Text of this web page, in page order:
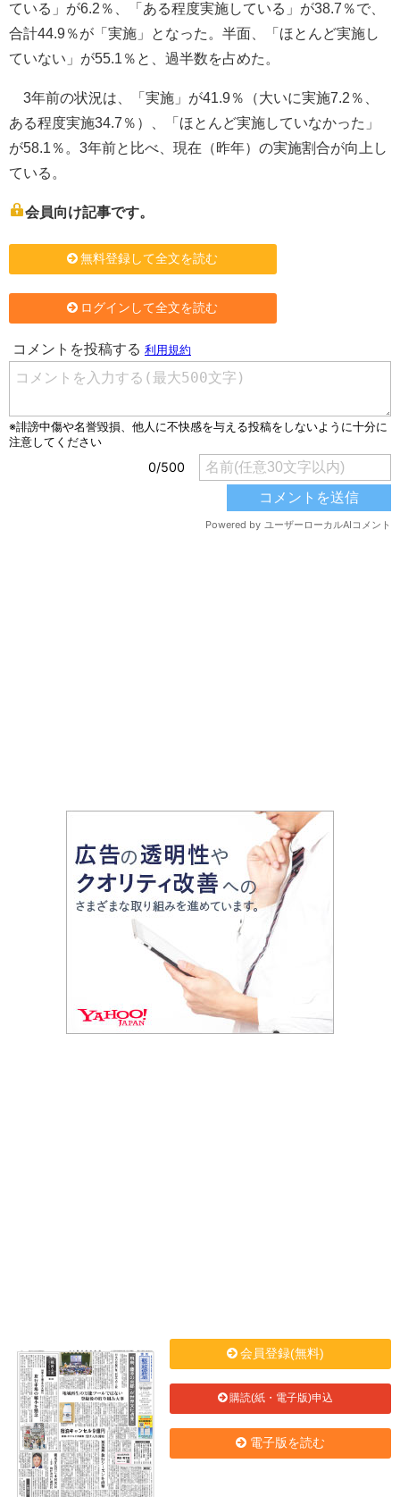
ている」が6.2％、「ある程度実施している」が38.7％で、
合計44.9％が「実施」となった。半面、「ほとんど実施し
ていない」が55.1％と、過半数を占めた。
3年前の状況は、「実施」が41.9％（大いに実施7.2％、
ある程度実施34.7％）、「ほとんど実施していなかった」
が58.1％。3年前と比べ、現在（昨年）の実施割合が向上し
ている。
会員向け記事です。
無料登録して全文を読む
ログインして全文を読む
会員登録(無料)
購読(紙・電子版)申込
電子版を読む